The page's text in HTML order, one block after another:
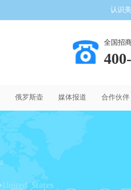
认识
全国招
俄罗斯壶 媒体报道 合作伙伴